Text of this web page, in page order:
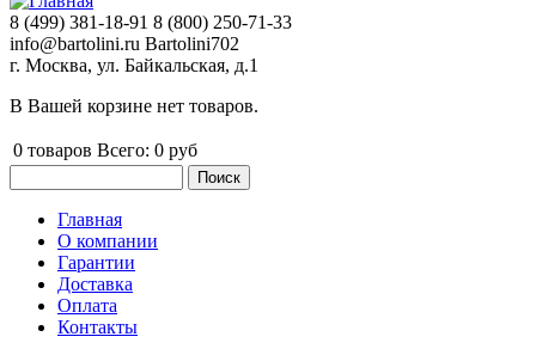
8 (499) 381-18-91 8 (800) 250-71-33
info@bartolini.ru Bartolini702
г. Москва, ул. Байкальская, д.1
В Вашей корзине нет товаров.
0 товаров Всего: 0 руб
Главное меню
Главная
О компании
Гарантии
Доставка
Оплата
Контакты